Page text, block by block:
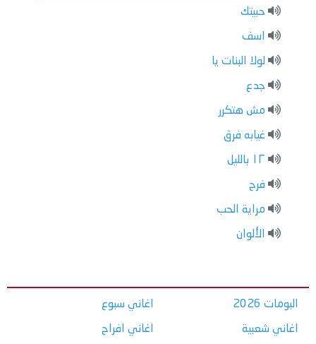
حبيتك
اسف
لولا البنات يا
جدع
مش هتكرر
غيابه فرق
١٢ بالليل
فرح
مراية الحب
الألوان
البومات 2026
اغاني شعبية
اغاني سبوع
اغاني افراح